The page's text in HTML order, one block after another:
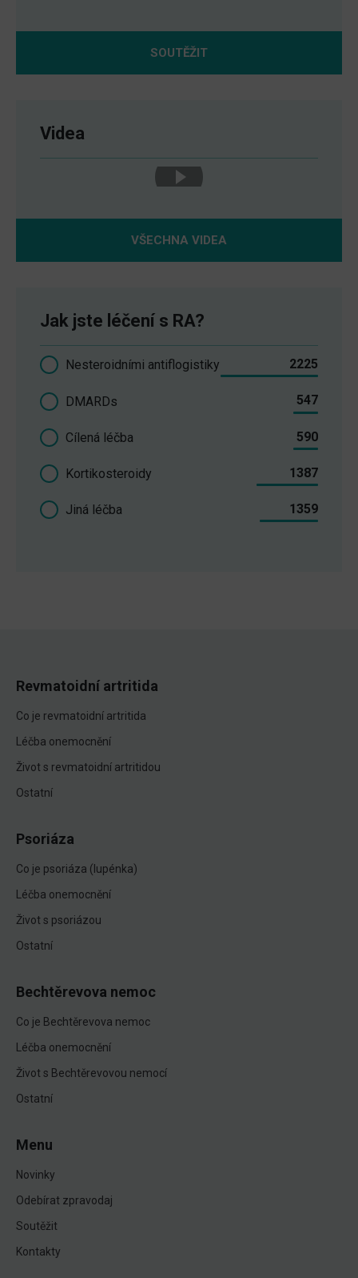
SOUTĚŽIT
Videa
VŠECHNA VIDEA
Jak jste léčení s RA?
Nesteroidními antiflogistiky 2225
DMARDs 547
Cílená léčba 590
Kortikosteroidy 1387
Jiná léčba 1359
Revmatoidní artritida
Co je revmatoidní artritida
Léčba onemocnění
Život s revmatoidní artritidou
Ostatní
Psoriáza
Co je psoriáza (lupénka)
Léčba onemocnění
Život s psoriázou
Ostatní
Bechtěrevova nemoc
Co je Bechtěrevova nemoc
Léčba onemocnění
Život s Bechtěrevovou nemocí
Ostatní
Menu
Novinky
Odebírat zpravodaj
Soutěžit
Kontakty